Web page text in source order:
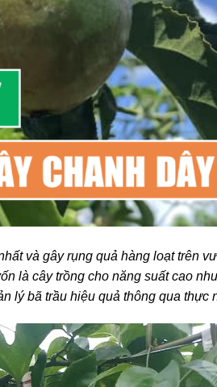
và gây rụng quả hàng loạt trên
là cây trồng cho năng suất cao
lý bã trầu hiệu quả thông qua thực